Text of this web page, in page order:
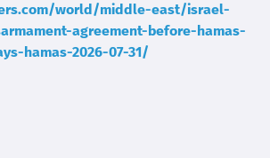
world/middle-east/israel-
agreement-before-hamas-
hamas-2026-07-31/